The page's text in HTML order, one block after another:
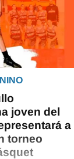
joven del
a
torneo